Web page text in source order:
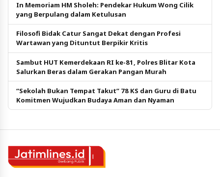
In Memoriam HM Sholeh: Pendekar Hukum Wong Cilik
yang Berpulang dalam Ketulusan
Filosofi Bidak Catur Sangat Dekat dengan Profesi
Wartawan yang Dituntut Berpikir Kritis
Sambut HUT Kemerdekaan RI ke-81, Polres Blitar Kota
Salurkan Beras dalam Gerakan Pangan Murah
“Sekolah Bukan Tempat Takut” 78 KS dan Guru di Batu
Komitmen Wujudkan Budaya Aman dan Nyaman